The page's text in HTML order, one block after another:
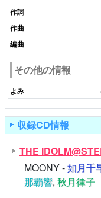
作詞
作曲
編曲
その他の情報
よみ
収録CD情報
THE
MOONY -如月千
那覇響, 秋月律子